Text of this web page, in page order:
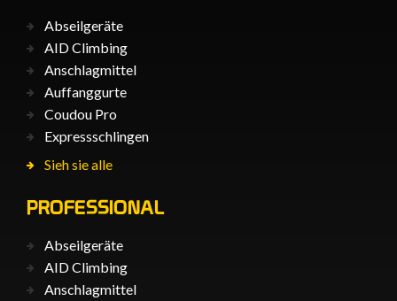
Abseilgeräte
AID Climbing
Anschlagmittel
Auffanggurte
Coudou Pro
Expressschlingen
Sieh sie alle
PROFESSIONAL
Abseilgeräte
AID Climbing
Anschlagmittel